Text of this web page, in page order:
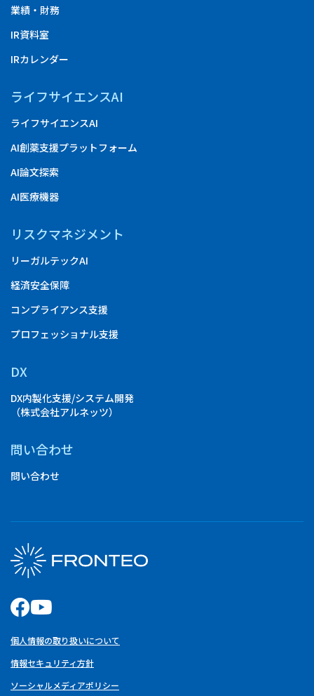
業績・財務
IR資料室
IRカレンダー
ライフサイエンスAI
ライフサイエンスAI
AI創薬支援プラットフォーム
AI論文探索
AI医療機器
リスクマネジメント
リーガルテックAI
経済安全保障
コンプライアンス支援
プロフェッショナル支援
DX
DX内製化支援/システム開発
（株式会社アルネッツ）
問い合わせ
問い合わせ
個人情報の取り扱いについて
情報セキュリティ方針
ソーシャルメディアポリシー